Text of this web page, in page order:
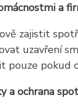
a
zajistit
uzavření
pouze
a ochrana